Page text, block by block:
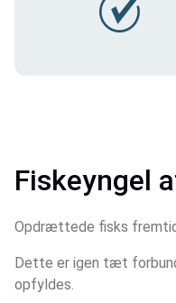
Fiskeyngel
Opdrættede fisks
Dette er igen tæt
opfyldes.